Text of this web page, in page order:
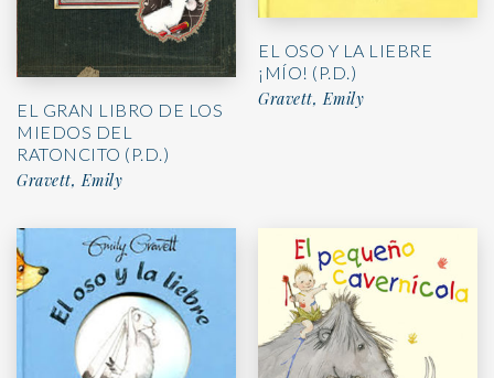
EL GRAN LIBRO DE LOS
MIEDOS DEL
RATONCITO (P.D.)
Gravett, Emily
EL OSO Y LA LIEBRE
¡MÍO! (P.D.)
Gravett, Emily